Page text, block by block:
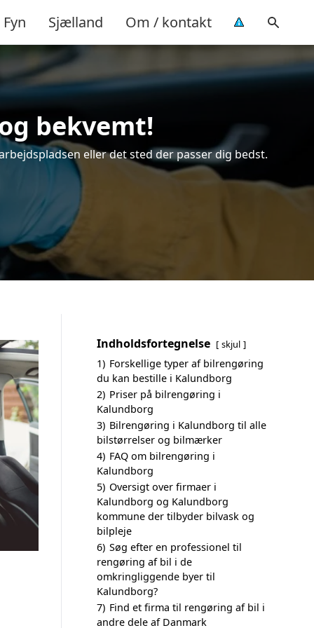
Fyn Sjælland Om / kontakt
bekvemt!
eller det sted der passer dig bedst.
Indholdsfortegnelse skjul
1) Forskellige typer af bilrengøring
du kan bestille i Kalundborg
2) Priser på bilrengøring i
Kalundborg
3) Bilrengøring i Kalundborg til alle
bilstørrelser og bilmærker
4) FAQ om bilrengøring i
Kalundborg
5) Oversigt over firmaer i
Kalundborg og Kalundborg
kommune der tilbyder bilvask og
bilpleje
6) Søg efter en professionel til
rengøring af bil i de
omkringliggende byer til
Kalundborg?
7) Find et firma til rengøring af bil i
andre dele af Danmark